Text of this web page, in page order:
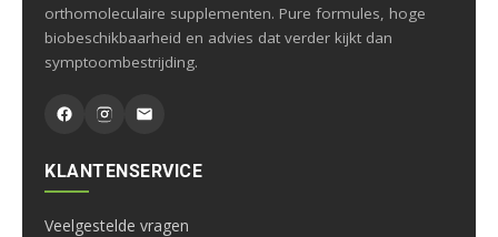
orthomoleculaire supplementen. Pure formules, hoge
biobeschikbaarheid en advies dat verder kijkt dan
symptoombestrijding.
KLANTENSERVICE
Veelgestelde vragen